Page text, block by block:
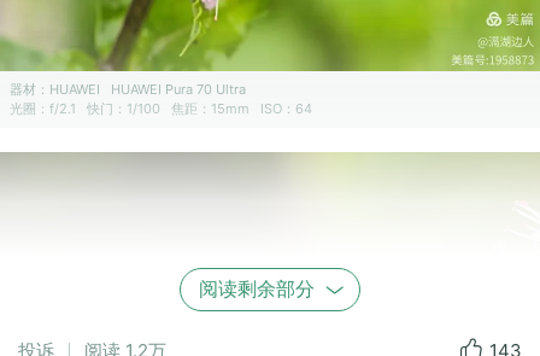
器材： HUAWEI
HUAWEI Pura 70 Ultra
光圈： f/2.1 快门： 1/100 焦距： 15mm ISO： 64
阅读剩余部分
投诉 阅读 1.2万 143